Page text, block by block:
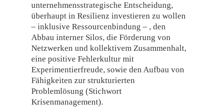
unternehmensstrategische Entscheidung,
überhaupt in Resilienz investieren zu wollen
– inklusive Ressourcenbindung – , den
Abbau interner Silos, die Förderung von
Netzwerken und kollektivem Zusammenhalt,
eine positive Fehlerkultur mit
Experimentierfreude, sowie den Aufbau von
Fähigkeiten zur strukturierten
Problemlösung (Stichwort
Krisenmanagement).